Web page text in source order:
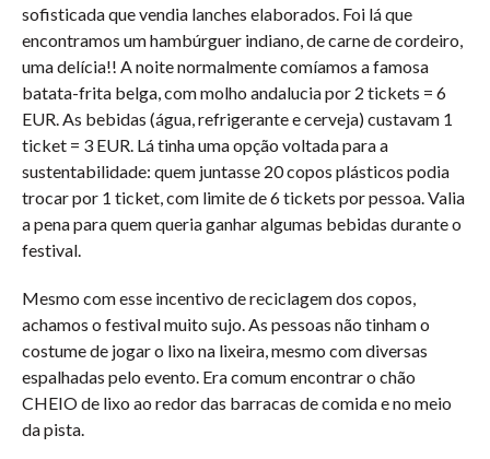
sofisticada que vendia lanches elaborados. Foi lá que
encontramos um hambúrguer indiano, de carne de cordeiro,
uma delícia!! A noite normalmente comíamos a famosa
batata-frita belga, com molho andalucia por 2 tickets = 6
EUR. As bebidas (água, refrigerante e cerveja) custavam 1
ticket = 3 EUR. Lá tinha uma opção voltada para a
sustentabilidade: quem juntasse 20 copos plásticos podia
trocar por 1 ticket, com limite de 6 tickets por pessoa. Valia
a pena para quem queria ganhar algumas bebidas durante o
festival.
Mesmo com esse incentivo de reciclagem dos copos,
achamos o festival muito sujo. As pessoas não tinham o
costume de jogar o lixo na lixeira, mesmo com diversas
espalhadas pelo evento. Era comum encontrar o chão
CHEIO de lixo ao redor das barracas de comida e no meio
da pista.